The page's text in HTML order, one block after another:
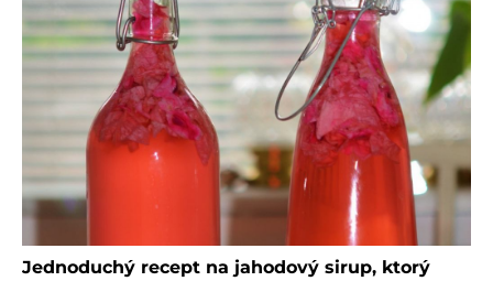
Jednoduchý recept na jahodový sirup, ktorý